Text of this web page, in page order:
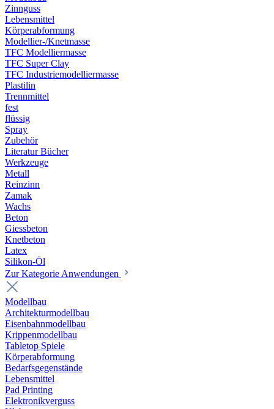
Zinnguss
Lebensmittel
Körperabformung
Modellier-/Knetmasse
TFC Modelliermasse
TFC Super Clay
TFC Industriemodelliermasse
Plastilin
Trennmittel
fest
flüssig
Spray
Zubehör
Literatur Bücher
Werkzeuge
Metall
Reinzinn
Zamak
Wachs
Beton
Giessbeton
Knetbeton
Latex
Silikon-Öl
Zur Kategorie Anwendungen
Modellbau
Architekturmodellbau
Eisenbahnmodellbau
Krippenmodellbau
Tabletop Spiele
Körperabformung
Bedarfsgegenstände
Lebensmittel
Pad Printing
Elektronikverguss